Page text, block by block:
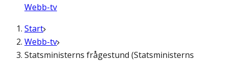
Webb-tv
Start
Webb-tv
Statsministerns frågestund (Statsministerns